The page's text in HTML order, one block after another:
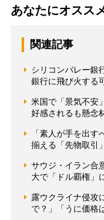
あなたにオスス
関連記事
シリコンバレー銀
銀行に飛び火する
米国で「景気不安
好感されるも懸念
「素人が手を出
揃える「先物取引
サウジ・イラン合
大で「ドル覇権」
露ウクライナ侵攻
で？」「うに価格